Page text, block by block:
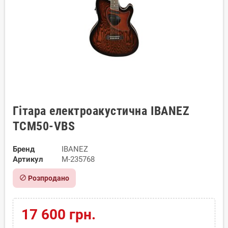
Гітара електроакустична IBANEZ
TCM50-VBS
Бренд
IBANEZ
Артикул
M-235768
block Розпродано
17 600 грн.